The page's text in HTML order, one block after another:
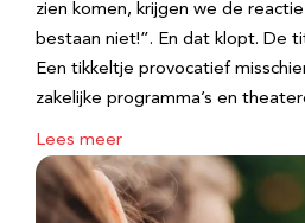
zien komen, krijgen we de
bestaan niet!”. En dat klopt. De
Een tikkeltje provocatief
zakelijke programma’s en
Lees meer